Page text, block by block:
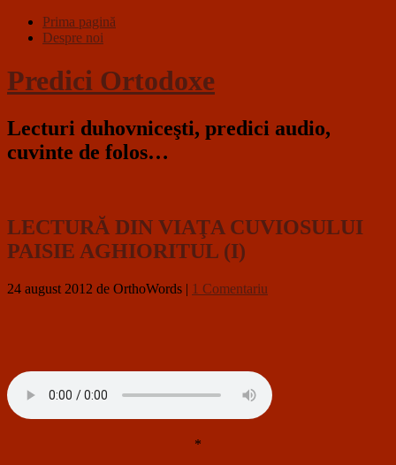
Prima pagină
Despre noi
Predici Ortodoxe
Lecturi duhovniceşti, predici audio,
cuvinte de folos…
LECTURĂ DIN VIAŢA CUVIOSULUI
PAISIE AGHIORITUL (I)
24 august 2012 de OrthoWords | 1 Comentariu
*